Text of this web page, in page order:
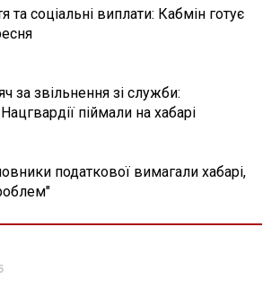
та соціальні виплати: Кабмін готує
за звільнення зі служби:
піймали на хабарі
податкової вимагали хабарі,